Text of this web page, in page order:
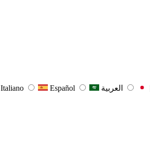
Italiano Español